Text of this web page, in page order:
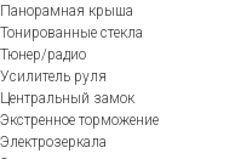
Панорамная крыша
Тонированные стекла
Тюнер/радио
Усилитель руля
Центральный замок
Экстренное торможение
Электрозеркала